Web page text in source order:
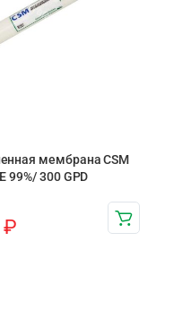
мембрана CSM
99%/ 300 GPD
₽